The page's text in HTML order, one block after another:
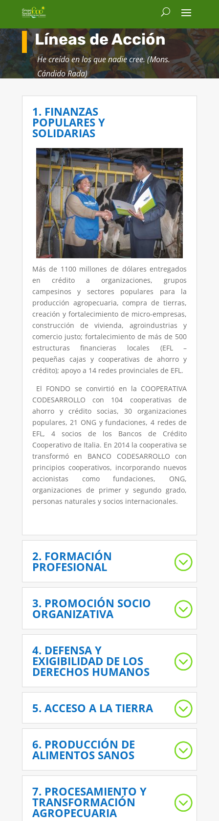
Líneas de Acción
He creído en los que nadie cree. (Mons.
Cándido Rada)
1. FINANZAS
POPULARES Y
SOLIDARIAS
Más de 1100 millones de dólares entregados
en crédito a organizaciones, grupos
campesinos y sectores populares para la
producción agropecuaria, compra de tierras,
creación y fortalecimiento de micro-empresas,
construcción de vivienda, agroindustrias y
comercio justo; fortalecimiento de más de 500
estructuras financieras locales (EFL –
pequeñas cajas y cooperativas de ahorro y
crédito); apoyo a 14 redes provinciales de EFL.
El FONDO se convirtió en la COOPERATIVA
CODESARROLLO con 104 cooperativas de
ahorro y crédito socias, 30 organizaciones
populares, 21 ONG y fundaciones, 4 redes de
EFL, 4 socios de los Bancos de Crédito
Cooperativo de Italia. En 2014 la cooperativa se
transformó en BANCO CODESARROLLO con
principios cooperativos, incorporando nuevos
accionistas como fundaciones, ONG,
organizaciones de primer y segundo grado,
personas naturales y socios internacionales.
2. FORMACIÓN
PROFESIONAL
3. PROMOCIÓN SOCIO
ORGANIZATIVA
4. DEFENSA Y
EXIGIBILIDAD DE LOS
DERECHOS HUMANOS
5. ACCESO A LA TIERRA
6. PRODUCCIÓN DE
ALIMENTOS SANOS
7. PROCESAMIENTO Y
TRANSFORMACIÓN
AGROPECUARIA